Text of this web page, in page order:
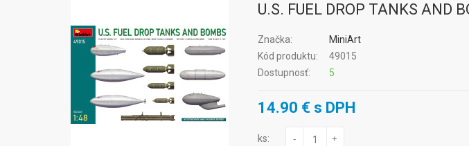
U.S. FUEL DROP TANKS AND
Značka:
MiniArt
Kód produktu:
49015
Dostupnosť:
5
14.90 € s DPH
ks: - +